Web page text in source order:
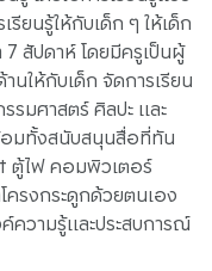
นรู้ให้กับเด็ก ๆ ให้เด็ก
7 สัปดาห์ โดยมีครูเป็นผู้
ให้กับเด็ก จัดการเรียน
รมศาสตร์ ศิลปะ และ
มทั้งสนับสนุนสื่อที่ทัน
ตู้ไฟ คอมพิวเตอร์
ครงกระดูกด้วยตนเอง
ความรู้และประสบการณ์